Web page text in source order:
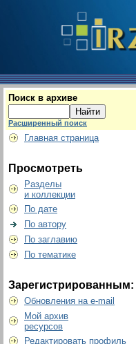
Поиск в архиве
Расширенный поиск
Главная страница
Просмотреть
Разделы
и коллекции
По дате
По автору
По заглавию
По тематике
Зарегистрированным:
Обновления на e-mail
Мой архив
ресурсов
Редактировать профиль